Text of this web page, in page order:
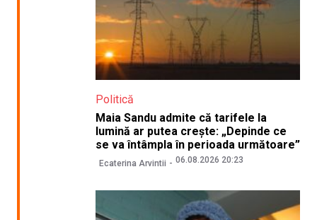
Politică
Maia Sandu admite că tarifele la
lumină ar putea crește: „Depinde ce
se va întâmpla în perioada următoare”
Ecaterina Arvintii 06.08.2026 20:23